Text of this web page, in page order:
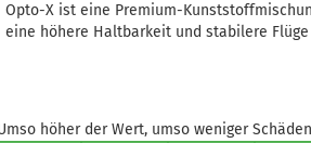
Opto-X ist eine Premium-
eine höhere Haltbarkeit und stabilere
höher der Wert, umso weniger